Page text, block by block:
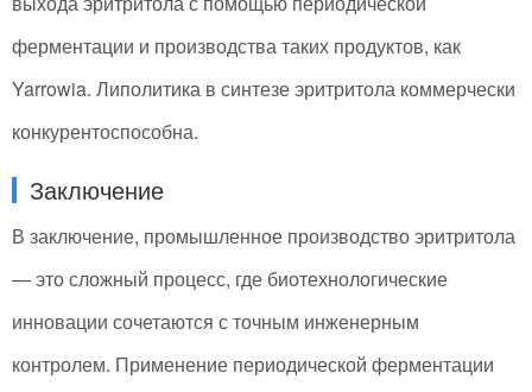
ферментации и производства таких продуктов, как
Yarrowia. Липолитика в синтезе эритритола коммерчески
конкурентоспособна.
Заключение
В заключение, промышленное производство эритритола
— это сложный процесс, где биотехнологические
инновации сочетаются с точным инженерным
контролем. Применение периодической ферментации